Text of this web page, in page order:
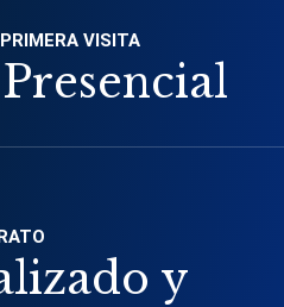
VISITA
y